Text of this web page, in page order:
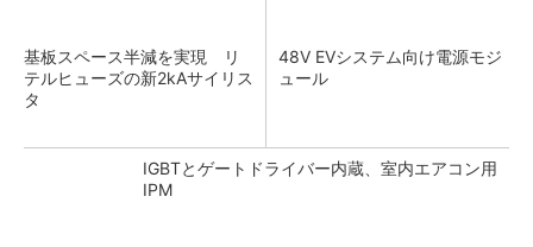
基板スペース半減を実現 リ
テルヒューズの新2kAサイリス
タ
48V EVシステム向け電源モジ
ュール
IGBTとゲートドライバー内蔵、室内エアコン用
IPM